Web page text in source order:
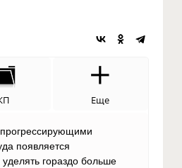
Еще
появляется
гораздо больше